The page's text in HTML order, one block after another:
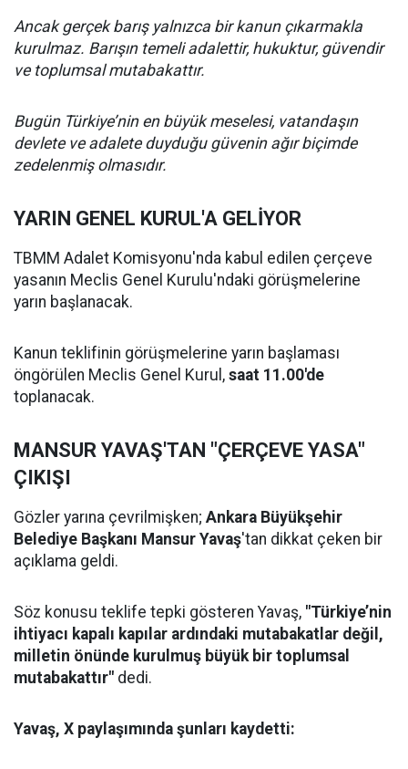
Ancak gerçek barış yalnızca bir kanun çıkarmakla
kurulmaz. Barışın temeli adalettir, hukuktur, güvendir
ve toplumsal mutabakattır.
Bugün Türkiye’nin en büyük meselesi, vatandaşın
devlete ve adalete duyduğu güvenin ağır biçimde
zedelenmiş olmasıdır.
YARIN GENEL KURUL'A GELİYOR
TBMM Adalet Komisyonu'nda kabul edilen çerçeve
yasanın Meclis Genel Kurulu'ndaki görüşmelerine
yarın başlanacak.
Kanun teklifinin görüşmelerine yarın başlaması
öngörülen Meclis Genel Kurul, saat 11.00'de
toplanacak.
MANSUR YAVAŞ'TAN "ÇERÇEVE YASA"
ÇIKIŞI
Gözler yarına çevrilmişken; Ankara Büyükşehir
Belediye Başkanı Mansur Yavaş'tan dikkat çeken bir
açıklama geldi.
Söz konusu teklife tepki gösteren Yavaş, "Türkiye’nin
ihtiyacı kapalı kapılar ardındaki mutabakatlar değil,
milletin önünde kurulmuş büyük bir toplumsal
mutabakattır" dedi.
Yavaş, X paylaşımında şunları kaydetti: